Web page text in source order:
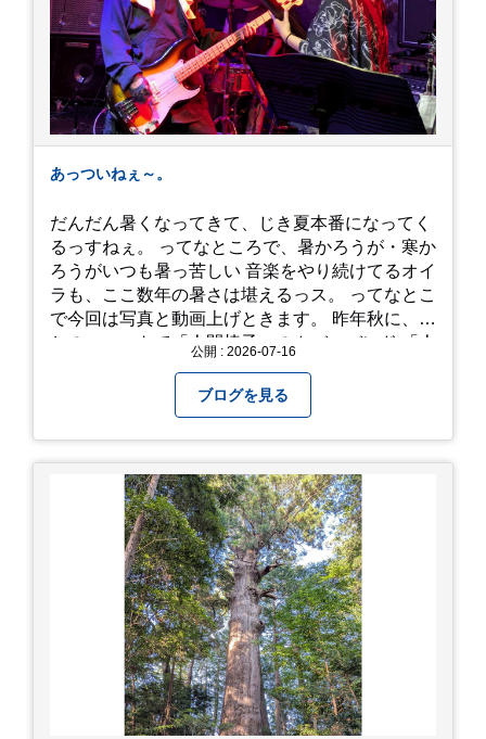
あっついねぇ～。
だんだん暑くなってきて、じき夏本番になってく
るっすねぇ。 ってなところで、暑かろうが・寒か
ろうがいつも暑っ苦しい 音楽をやり続けてるオイ
ラも、ここ数年の暑さは堪えるっス。 ってなとこ
で今回は写真と動画上げときます。 昨年秋に、娘
とのユニットで「人間椅子」のカバーバンド 「人
画にしており、娘のファンからもアップしてくれ
ッ！」とされているので ここだけの公開としま
す。 非常に暑苦しいのでご観覧される方は、ご注
意くださいませ。 では、熱中症に気を付けて、お
過ごしください。
https://youtu.be/QWVP8qzpsUE
公開 : 2026-07-16
ブログを見る